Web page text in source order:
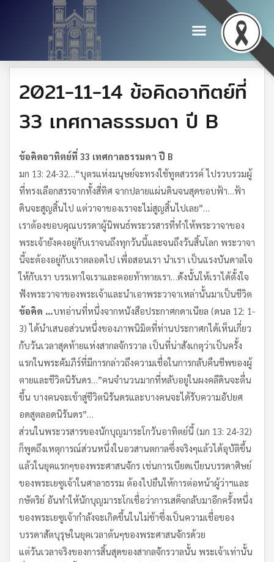
2021-11-14 ข้อคิดอาทิตย์ที่
33 เทศกาลธรรมดา ปี B
ข้อคิดอาทิตย์ที่ 33 เทศกาลธรรมดา ปี B
มก 13: 24-32…“บุตรแห่งมนุษย์จะทรงใช้ทูตสวรรค์ ไปรวบรวมผู้
ที่ทรงเลือกสรรจากทั้งสี่ทิศ จากปลายแผ่นดินจนสุดขอบฟ้า…ฟ้า
ดินจะสูญสิ้นไป แต่วาจาของเราจะไม่สูญสิ้นไปเลย”…
เราต้องขอบคุณบรรดาผู้นิพนธ์พระวรสารที่ทำให้พระวาจาของ
พระเจ้ายังคงอยู่กับเราจนถึงทุกวันนี้และจนถึงวันสิ้นโลก พระวาจา
นี้จะต้องอยู่กับเราตลอดไป เพื่อสอนเรา นำเรา เป็นแรงบันดาลใจ
ให้กับเรา บรรเทาใจเราและคอยท้าทายเรา…ดังนั้นให้เราได้ตั้งใจ
ฟังพระวาจาของพระเจ้าและนำเอาพระวาจาเหล่านั้นมาเป็นชีวิต
ข้อคิด …บทอ่านที่หนึ่งจากหนังสือประกาศกดาเนียล (ดนล 12: 1-
3) ได้นำเสนอส่วนหนึ่งของภาพนิมิตที่ท่านประกาศกได้เห็นเกี่ยว
กับวันเวลาสุดท้ายแห่งสากลจักรวาล เป็นที่น่าสังเกตุว่าเป็นครั้ง
แรกในพระคัมภีร์ที่มีการกล่าวถึงความเชื่อในการกลับคืนชีพของผู้
ตายและชีวิตนิรันดร…”คนจำนวนมากที่หลับอยู่ในผงคลีดินจะตื่น
ขึ้น บางคนจะเข้าสู่ชีวิตนิรันดรและบางคนจะได้รับความอัปยศ
อดสูตลอดนิรันดร”…
ส่วนในพระวรสารของนักบุญมาระโกวันอาทิตย์นี้ (มก 13: 24-32)
ก็พูดถึงเหตุการณ์ส่วนหนึ่งในอวสานตกาลซึ่งจริงๆแล้วได้อุบัติขึ้น
แล้วในยุคแรกๆของพระศาสนจักร เช่นการเบียดเบียนบรรดาศิษย์
ของพระเยซูเจ้าในศาลาธรรม ต้องไปยืนให้การต่อหน้าผู้ว่าฯและ
กษัตริย์ อันทำให้นักบุญมาระโกเชื่อว่าการเสด็จกลับมาอีกครั้งหนึ่ง
ของพระเยซูเจ้ากำลังจะเกิดขึ้นในไม่ช้าซึ่งเป็นความเชื่อของ
บรรดาสัตบุรุษในยุคเวลาต้นๆของพระศาสนจักรด้วย
แต่วันเวลาจริงของการสิ้นสุดของสากลจักรวาลนั้น พระเจ้าเท่านั้น